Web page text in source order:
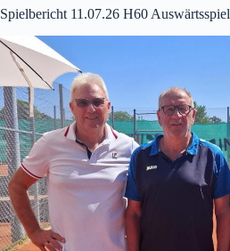
Spielbericht 11.07.26 H60 Auswärtsspiel